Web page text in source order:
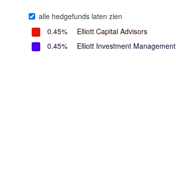
alle hedgefunds laten zien
0.45%
Elliott Capital Advisors
0.45%
Elliott Investment Management